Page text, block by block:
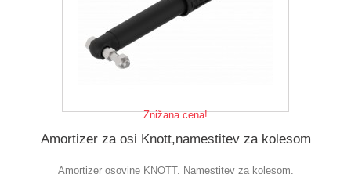
Znižana cena!
Amortizer za osi Knott,namestitev za kolesom
Amortizer osovine KNOTT. Namestitev za kolesom.